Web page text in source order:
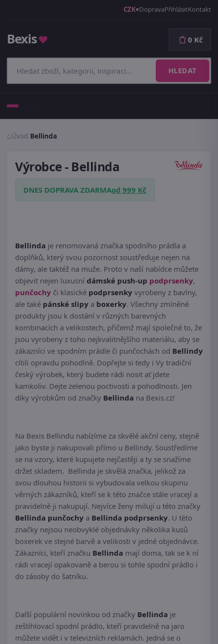
CZK DopravaPřihlásitKontakt
Bexis♥
HLEDAT
0 Kč
Úvod Bellinda
Výrobce - Bellinda
DNES DOPRAVA ZDARMAod 999 Kč
Bellinda je renomovaná značka spodního prádla a
doplňků, který svou pozornost soustřeďuje nejen na
dámy, ale taktéž na muže. Proto v naší nabídce můžete
objevit nejen luxusní dámské push-up podprsenky,
punčochy či klasické podprsenky vyrobeny z bavlny,
ale také pánské slipy a boxerky. Všechny zmíněné
produkty jsou k dostání v různých barevných
kombinacích a velikostech, přičemž mají společné to, že
jsou vyrobeny z toho nejkvalitnějšího materiálu, aby se
zákazníci ve spodním prádle či punčochách od Bellindy
cítili opravdu pohodlně. Dopřejte si tedy i Vy tradiční
český výrobek, který budete rádi nosit ať jdete
kamkoliv. Dejte zelenou poctivosti a pohodlnosti. Jen
díky výrobkům od značky Bellinda na Bexis.cz!
Na Bexis Bellindu nabízíme za skvělé akční ceny, stejně
jako byste ji nakupovali přímo u Bellindy. Soustředíme
se na vzory, které kupujete nejčastěji a ty se snažíme
držet skladem. Bellinda je skvělá značka, jelikož za
svou dlouhou historii si vybudovala velkou skupinu
věrných zákazníků, kteří se k této značce stále vracejí a
pravidelně ji nakupují. Nejvíce ženy milují u této značky
Bellinda punčochy a Bellinda podprsenky. U této
značky nejsou neobvyklé objednávky několika kusů
boxerek ve stejné barvě a velikosti v jedné objednávce.
Zákazníci, kteří značku Bellinda mají doma, tak se k ní
rádi vracejí opakovaně a berou si tohle spodní prádlo i
do zásoby do šatníku.
Další populární novinkou od značky Bellinda je
zeštíhlovací spodní prádlo, kteří pravidelně na jaro
můžete vidět i v televizních reklamách. Jedná se o